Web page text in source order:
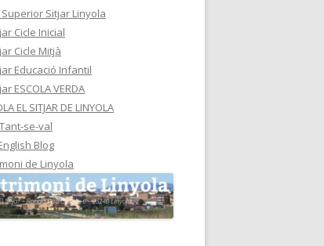
Superior Sitjar Linyola
Cicle Inicial
Cicle Mitjà
Educació Infantil
ESCOLA VERDA
EL SITJAR DE LINYOLA
se-val
Blog
de Linyola